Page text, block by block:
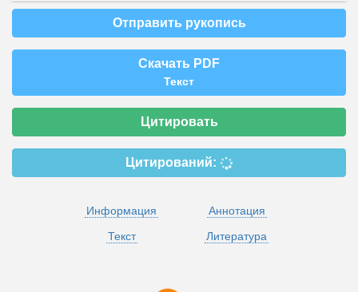
Отправить рукопись
Скачать PDF
Текст
Цитировать
Цитирований:
Информация
Аннотация
Текст
Литература